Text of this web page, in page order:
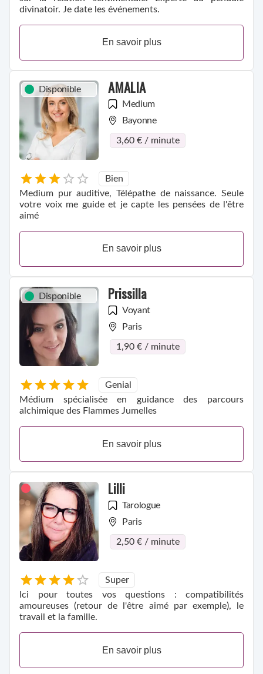
divinatoir. Je date les événements.
En savoir plus
Disponible AMALIA
Medium
Bayonne
3,60 € / minute
Bien
Medium pur auditive, Télépathe de naissance. Seule
votre voix me guide et je capte les pensées de l'être
aimé
En savoir plus
Disponible Prissilla
Voyant
Paris
1,90 € / minute
Genial
Médium spécialisée en guidance des parcours
alchimique des Flammes Jumelles
En savoir plus
Lilli
Tarologue
Paris
2,50 € / minute
Super
Ici pour toutes vos questions : compatibilités
amoureuses (retour de l'être aimé par exemple), le
travail et la famille.
En savoir plus